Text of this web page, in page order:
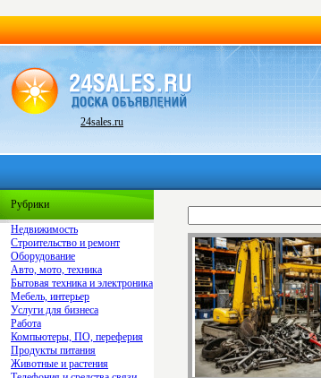
24sales.ru
Рубрики
Недвижимость
Строительство и ремонт
Оборудование
Авто, мото, техника
Бытовая техника и электроника
Мебель, интерьер
Услуги для бизнеса
Работа
Компьютеры, ПО, переферия
Продукты питания
Животные и растения